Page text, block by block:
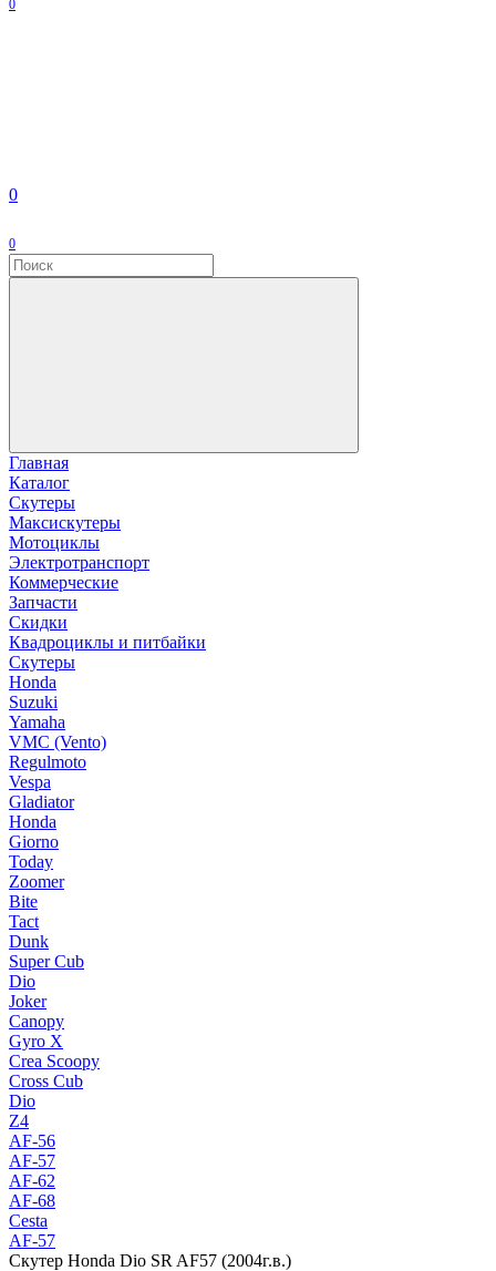
0
0
0
Главная
Каталог
Скутеры
Максискутеры
Мотоциклы
Электротранспорт
Коммерческие
Запчасти
Скидки
Квадроциклы и питбайки
Скутеры
Honda
Suzuki
Yamaha
VMC (Vento)
Regulmoto
Vespa
Gladiator
Honda
Giorno
Today
Zoomer
Bite
Tact
Dunk
Super Cub
Dio
Joker
Canopy
Gyro X
Crea Scoopy
Cross Cub
Dio
Z4
AF-56
AF-57
AF-62
AF-68
Cesta
AF-57
Скутер Honda Dio SR AF57 (2004г.в.)